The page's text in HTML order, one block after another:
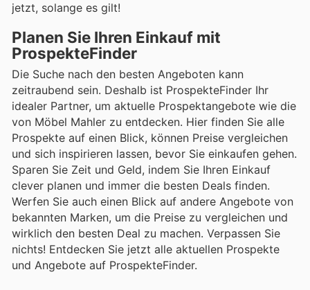
jetzt, solange es gilt!
Planen Sie Ihren Einkauf mit
ProspekteFinder
Die Suche nach den besten Angeboten kann
zeitraubend sein. Deshalb ist ProspekteFinder Ihr
idealer Partner, um aktuelle Prospektangebote wie die
von Möbel Mahler zu entdecken. Hier finden Sie alle
Prospekte auf einen Blick, können Preise vergleichen
und sich inspirieren lassen, bevor Sie einkaufen gehen.
Sparen Sie Zeit und Geld, indem Sie Ihren Einkauf
clever planen und immer die besten Deals finden.
Werfen Sie auch einen Blick auf andere Angebote von
bekannten Marken, um die Preise zu vergleichen und
wirklich den besten Deal zu machen. Verpassen Sie
nichts! Entdecken Sie jetzt alle aktuellen Prospekte
und Angebote auf ProspekteFinder.